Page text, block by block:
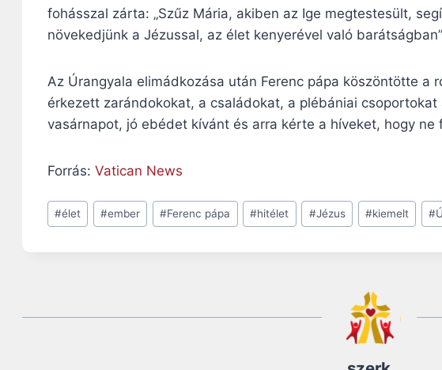
fohásszal zárta: „Szűz Mária, akiben az Ige megtestesült,
növekedjünk a Jézussal, az élet kenyerével való
Az Úrangyala elimádkozása után Ferenc pápa köszöntötte a
érkezett zarándokokat, a családokat, a plébániai
vasárnapot, jó ebédet kívánt és arra kérte a híveket, hogy
Forrás: Vatican News
Post
Tags:
#élet #ember #Ferenc pápa #hitélet #Jézus #kiemelt #